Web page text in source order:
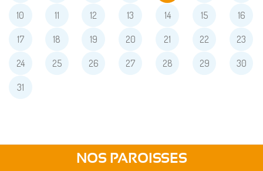
10 11 12 13 14 15 16
17 18 19 20 21 22 23
24 25 26 27 28 29 30
31
NOS PAROISSES